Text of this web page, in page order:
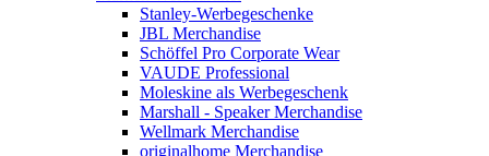
Stanley-Werbegeschenke
JBL Merchandise
Schöffel Pro Corporate Wear
VAUDE Professional
Moleskine als Werbegeschenk
Marshall - Speaker Merchandise
Wellmark Merchandise
originalhome Merchandise